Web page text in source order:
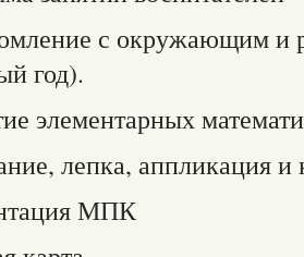
с окружающим и
год).
элементарных
лепка, аппликация и
МПК